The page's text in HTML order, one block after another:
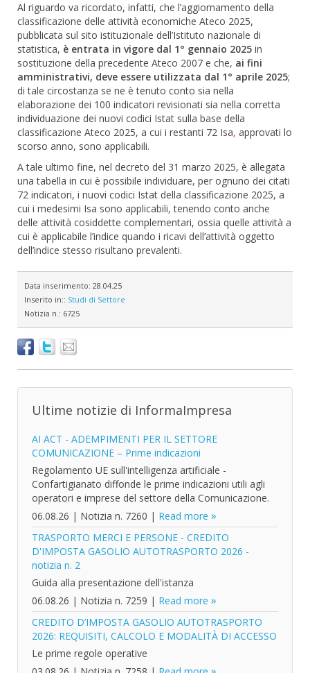
Al riguardo va ricordato, infatti, che l’aggiornamento della
classificazione delle attività economiche Ateco 2025,
pubblicata sul sito istituzionale dell’Istituto nazionale di
statistica, è entrata in vigore dal 1° gennaio 2025 in
sostituzione della precedente Ateco 2007 e che, ai fini
amministrativi, deve essere utilizzata dal 1° aprile 2025;
di tale circostanza se ne è tenuto conto sia nella
elaborazione dei 100 indicatori revisionati sia nella corretta
individuazione dei nuovi codici Istat sulla base della
classificazione Ateco 2025, a cui i restanti 72 Isa, approvati lo
scorso anno, sono applicabili.
A tale ultimo fine, nel decreto del 31 marzo 2025, è allegata
una tabella in cui è possibile individuare, per ognuno dei citati
72 indicatori, i nuovi codici Istat della classificazione 2025, a
cui i medesimi Isa sono applicabili, tenendo conto anche
delle attività cosiddette complementari, ossia quelle attività a
cui è applicabile l’indice quando i ricavi dell’attività oggetto
dell’indice stesso risultano prevalenti.
Data inserimento: 28.04.25
Inserito in:: Studi di Settore
Notizia n.: 6725
Ultime notizie di InformaImpresa
AI ACT - ADEMPIMENTI PER IL SETTORE
COMUNICAZIONE – Prime indicazioni
Regolamento UE sull'intelligenza artificiale -
Confartigianato diffonde le prime indicazioni utili agli
operatori e imprese del settore della Comunicazione.
06.08.26 | Notizia n. 7260 | Read more
TRASPORTO MERCI E PERSONE - CREDITO
D'IMPOSTA GASOLIO AUTOTRASPORTO 2026 -
notizia n. 2
Guida alla presentazione dell'istanza
06.08.26 | Notizia n. 7259 | Read more
CREDITO D’IMPOSTA GASOLIO AUTOTRASPORTO
2026: REQUISITI, CALCOLO E MODALITÀ DI ACCESSO
Le prime regole operative